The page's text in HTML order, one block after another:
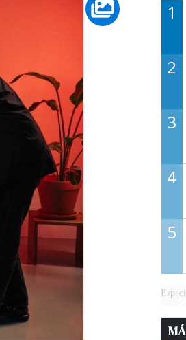
1
2
3
4
5